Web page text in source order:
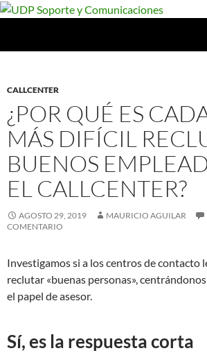
Saltar
CALLCENTER
¿POR QUÉ ES
MÁS DIFÍCIL
BUENOS
EL CALLCENTER?
AGOSTO 29, 2019 MAURICIO AGUILAR
COMENTARIO
Investigamos si a los centros de contacto
reclutar «buenas personas»,
el papel de asesor.
Sí, es la respuesta corta